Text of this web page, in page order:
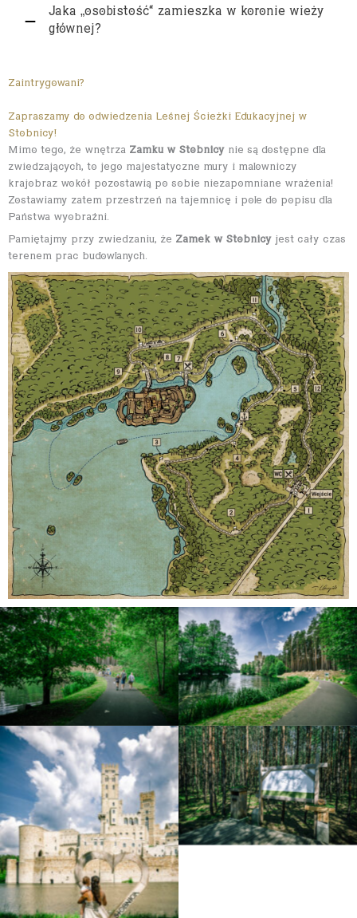
Jaka „osobistość" zamieszka w koronie wieży
głównej?
Zaintrygowani?
Zapraszamy do odwiedzenia Leśnej Ścieżki Edukacyjnej w
Stobnicy!
Mimo tego, że wnętrza Zamku w Stobnicy nie są dostępne dla
zwiedzających, to jego majestatyczne mury i malowniczy
krajobraz wokół pozostawią po sobie niezapomniane wrażenia!
Zostawiamy zatem przestrzeń na tajemnicę i pole do popisu dla
Państwa wyobraźni.
Pamiętajmy przy zwiedzaniu, że Zamek w Stobnicy jest cały czas
terenem prac budowlanych.